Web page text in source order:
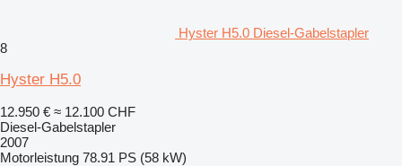
Hyster H5.0 Diesel-Gabelstapler
8
Hyster H5.0
12.950 € ≈ 12.100 CHF
Diesel-Gabelstapler
2007
Motorleistung 78.91 PS (58 kW)